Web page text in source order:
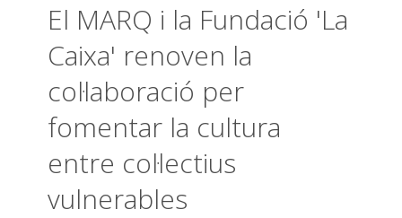
El MARQ i la Fundació 'La
Caixa' renoven la
col·laboració per
fomentar la cultura
entre col·lectius
vulnerables